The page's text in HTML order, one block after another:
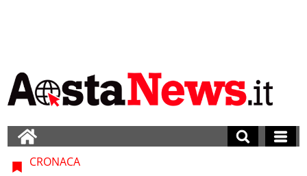
CRONACA